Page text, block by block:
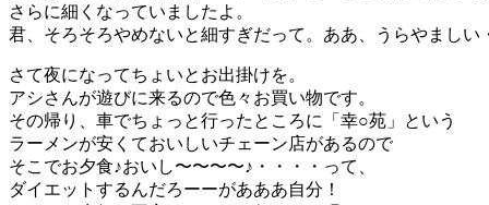
さらに細くなっていましたよ。
君、そろそろやめないと細すぎだって。ああ、うらやましい
さて夜になってちょいとお出掛けを。
アシさんが遊びに来るので色々お買い物です。
その帰り、車でちょっと行ったところに「幸○苑」という
ラーメンが安くておいしいチェーン店があるので
そこでお夕食♪おいし〜〜〜〜♪・・・・って、
ダイエットするんだろーーがあああ自分！